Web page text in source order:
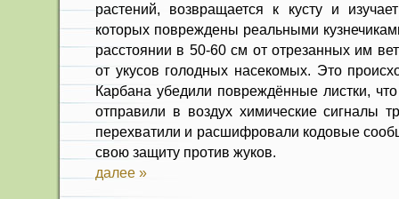
растений, возвращается к кусту и
которых повреждены реальными
расстоянии в 50-60 см от отрезанных им
от укусов голодных насекомых. Это
Карбана убедили повреждённые листки,
отправили в воздух химические сигналы
перехватили и расшифровали кодовые
свою защиту против жуков.
далее »